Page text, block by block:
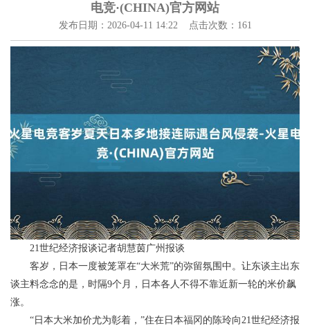
电竞·(CHINA)官方网站
发布日期：2026-04-11 14:22 点击次数：161
21世纪经济报谈记者胡慧茵广州报谈
客岁，日本一度被笼罩在“大米荒”的弥留氛围中。让东谈主出东
谈主料念念的是，时隔9个月，日本各人不得不靠近新一轮的米价飙
涨。
“日本大米加价尤为彰着，”住在日本福冈的陈玲向21世纪经济报